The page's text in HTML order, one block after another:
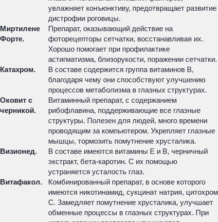
увлажняет конъюнктиву, предотвращает развитие
дистрофии роговицы.
Миртилене
Форте.
Препарат, оказывающий действие на
фоторецепторы сетчатки, восстанавливая их.
Хорошо помогает при профилактике
астигматизма, близорукости, поражении сетчатки.
Катахром.
В составе содержится группа витаминов В,
благодаря чему они способствуют улучшению
процессов метаболизма в глазных структурах.
Оковит с
черникой.
Витаминный препарат, с содержанием
рибофлавина, поддерживающие все глазные
структуры. Полезен для людей, много времени
проводящим за компьютером. Укрепляет глазные
мышцы, тормозить помутнение хрусталика.
Визионед.
В составе имеются витамины Е и В, черничный
экстракт, бета-каротин. С их помощью
устраняется усталость глаз.
Витафакол.
Комбинированный препарат, в основе которого
имеются никотинамид, сукцинат натрия, цитохром
С. Замедляет помутнение хрусталика, улучшает
обменные процессы в глазных структурах. При